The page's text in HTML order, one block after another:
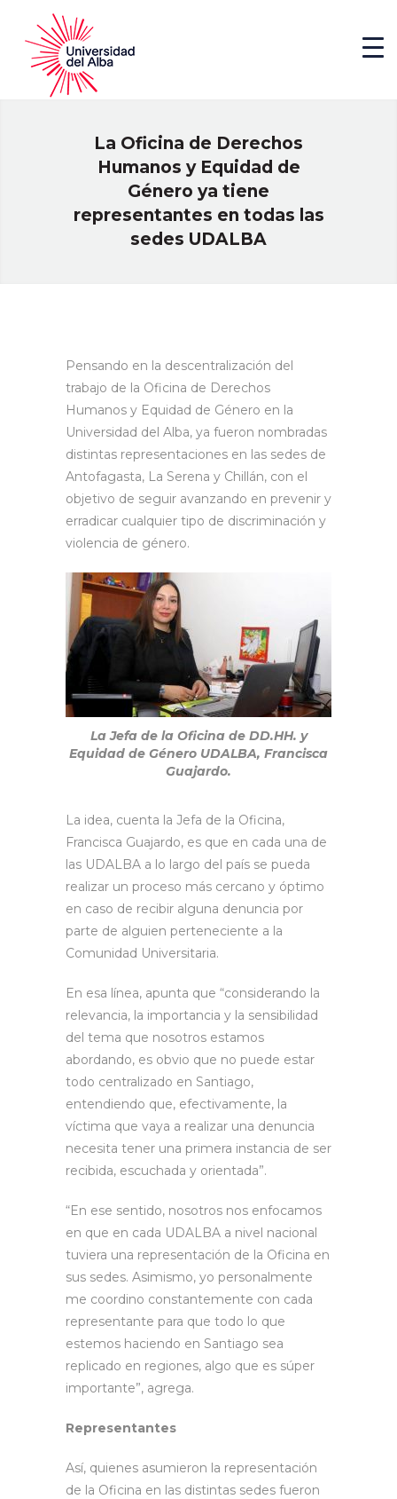
La Oficina de Derechos
Humanos y Equidad de
Género ya tiene
representantes en todas las
sedes UDALBA
Pensando en la descentralización del
trabajo de la Oficina de Derechos
Humanos y Equidad de Género en la
Universidad del Alba, ya fueron nombradas
distintas representaciones en las sedes de
Antofagasta, La Serena y Chillán, con el
objetivo de seguir avanzando en prevenir y
erradicar cualquier tipo de discriminación y
violencia de género.
La Jefa de la Oficina de DD.HH. y
Equidad de Género UDALBA, Francisca
Guajardo.
La idea, cuenta la Jefa de la Oficina,
Francisca Guajardo, es que en cada una de
las UDALBA a lo largo del país se pueda
realizar un proceso más cercano y óptimo
en caso de recibir alguna denuncia por
parte de alguien perteneciente a la
Comunidad Universitaria.
En esa línea, apunta que “considerando la
relevancia, la importancia y la sensibilidad
del tema que nosotros estamos
abordando, es obvio que no puede estar
todo centralizado en Santiago,
entendiendo que, efectivamente, la
víctima que vaya a realizar una denuncia
necesita tener una primera instancia de ser
recibida, escuchada y orientada”.
“En ese sentido, nosotros nos enfocamos
en que en cada UDALBA a nivel nacional
tuviera una representación de la Oficina en
sus sedes. Asimismo, yo personalmente
me coordino constantemente con cada
representante para que todo lo que
estemos haciendo en Santiago sea
replicado en regiones, algo que es súper
importante”, agrega.
Representantes
Así, quienes asumieron la representación
de la Oficina en las distintas sedes fueron